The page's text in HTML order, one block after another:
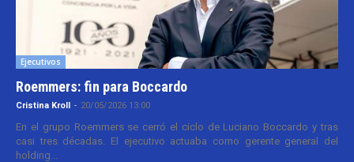
Ejecutivos
Roemmers: fin para Boccardo
Cristina Kroll - 20/05/2026 13:00
En el grupo Roemmers se cerró el ciclo de Luciano Boccardo y tras
casi tres décadas. El ejecutivo actuaba como gerente general del
holding...